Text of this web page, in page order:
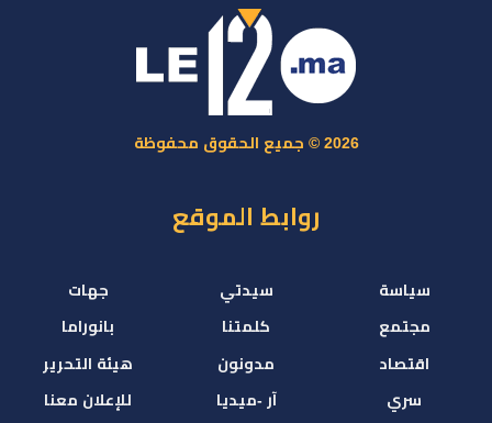
2026 © جميع الحقوق محفوظة
روابط الموقع
سياسة
مجتمع
اقتصاد
سري
سيدتي
كلمتنا
مدونون
آر -ميديا
جهات
بانوراما
هيئة التحرير
للإعلان معنا